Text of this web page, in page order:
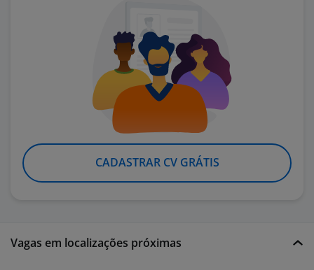
CADASTRAR CV GRÁTIS
Vagas em localizações próximas